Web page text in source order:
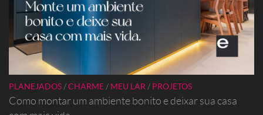
PLANEJADOS/CHARME/ MEU LAR/ PROJETOS
Como montar um ambiente bonito e deixar sua casa